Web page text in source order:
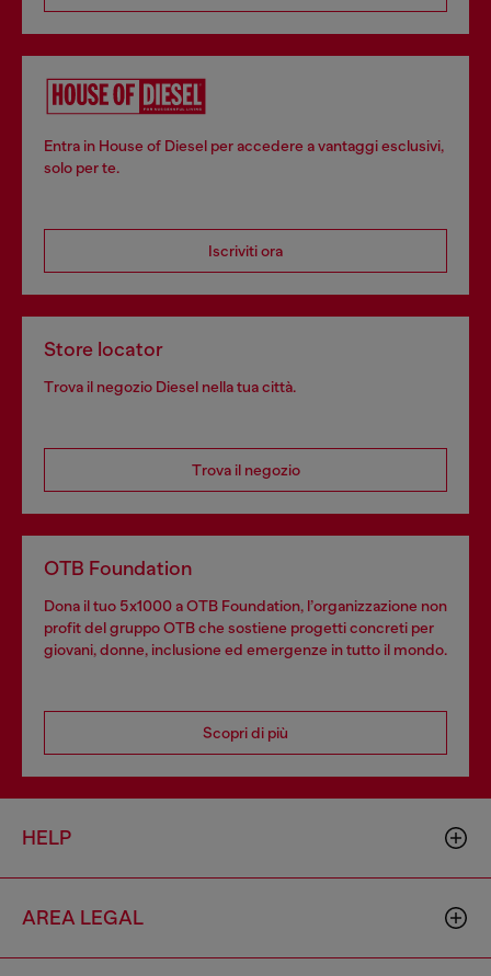
Entra in House of Diesel per accedere a vantaggi esclusivi,
solo per te.
Iscriviti ora
Store locator
Trova il negozio Diesel nella tua città.
Trova il negozio
OTB Foundation
Dona il tuo 5x1000 a OTB Foundation, l’organizzazione non
profit del gruppo OTB che sostiene progetti concreti per
giovani, donne, inclusione ed emergenze in tutto il mondo.
Scopri di più
HELP
AREA LEGAL